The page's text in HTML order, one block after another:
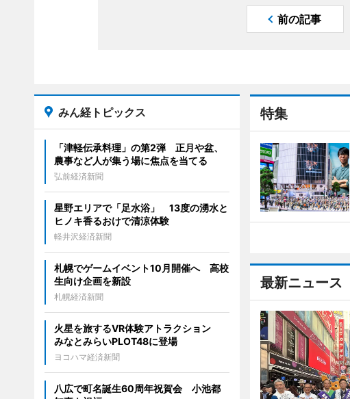
前の記事
特集
最新ニュース
みん経トピックス
「津軽伝承料理」の第2弾 正月や盆、
農事など人が集う場に焦点を当てる
弘前経済新聞
星野エリアで「足水浴」 13度の湧水と
ヒノキ香るおけで清涼体験
軽井沢経済新聞
札幌でゲームイベント10月開催へ 高校
生向け企画を新設
札幌経済新聞
火星を旅するVR体験アトラクション
みなとみらいPLOT48に登場
ヨコハマ経済新聞
八広で町名誕生60周年祝賀会 小池都